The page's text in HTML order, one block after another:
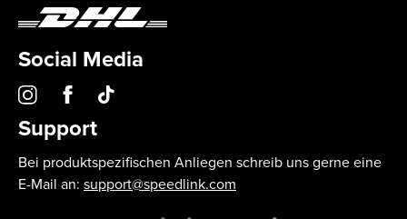
Social Media
Support
Bei produktspezifischen Anliegen schreib uns gerne eine
E-Mail an: support@speedlink.com